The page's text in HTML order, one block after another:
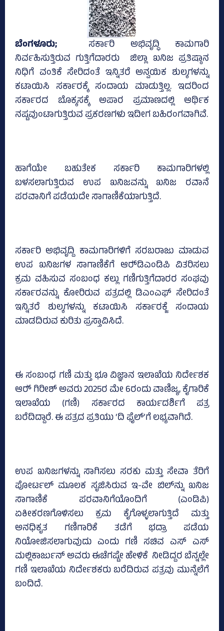
ಬೆಂಗಳೂರು; ಸರ್ಕಾರಿ ಅಭಿವೃದ್ಧಿ ಕಾಮಗಾರಿ
ನಿರ್ವಹಿಸುತ್ತಿರುವ ಗುತ್ತಿಗೆದಾರರು ಜಿಲ್ಲಾ ಖನಿಜ ಪ್ರತಿಷ್ಠಾನ
ನಿಧಿಗೆ ವಂತಿಕೆ ಸೇರಿದಂತೆ ಇನ್ನಿತರೆ ಅನ್ವಯಿಕ ಶುಲ್ಕಗಳನ್ನು
ಕಟಾಯಿಸಿ ಸರ್ಕಾರಕ್ಕೆ ಸಂದಾಯ ಮಾಡುತ್ತಿಲ್ಲ. ಇದರಿಂದ
ಸರ್ಕಾರದ ಬೊಕ್ಕಸಕ್ಕೆ ಅಪಾರ ಪ್ರಮಾಣದಲ್ಲಿ ಆರ್ಥಿಕ
ನಷ್ಟವುಂಟಾಗುತ್ತಿರುವ ಪ್ರಕರಣಗಳು ಇದೀಗ ಬಹಿರಂಗವಾಗಿವೆ.
ಹಾಗೆಯೇ ಬಹುತೇಕ ಸರ್ಕಾರಿ ಕಾಮಗಾರಿಗಳಲ್ಲಿ
ಬಳಸಲಾಗುತ್ತಿರುವ ಉಪ ಖನಿಜವನ್ನು ಖನಿಜ ರವಾನೆ
ಪರವಾನಿಗೆ ಪಡೆಯದೇ ಸಾಗಾಣಿಕೆಯಾಗುತ್ತಿದೆ.
ಸರ್ಕಾರಿ ಅಭಿವೃದ್ದಿ ಕಾಮಗಾರಿಗಳಿಗೆ ಸರಬರಾಜು ಮಾಡುವ
ಉಪ ಖನಿಜಗಳ ಸಾಗಾಣಿಕೆಗೆ ಆರ್‍‌ಡಿಎಂಡಿಪಿ ವಿತರಿಸಲು
ಕ್ರಮ ವಹಿಸುವ ಸಂಬಂಧ ಕಲ್ಲು ಗಣಿಗುತ್ತಿಗೆದಾರರ ಸಂಘವು
ಸರ್ಕಾರವನ್ನು ಕೋರಿರುವ ಪತ್ರದಲ್ಲಿ ಡಿಎಂಎಫ್‌ ಸೇರಿದಂತೆ
ಇನ್ನಿತರೆ ಶುಲ್ಕಗಳನ್ನು ಕಟಾಯಿಸಿ ಸರ್ಕಾರಕ್ಜೆ ಸಂದಾಯ
ಮಾಡದಿರುವ ಕುರಿತು ಪ್ರಸ್ತಾವಿಸಿದೆ.
ಈ ಸಂಬಂಧ ಗಣಿ ಮತ್ತು ಭೂ ವಿಜ್ಞಾನ ಇಲಾಖೆಯ ನಿರ್ದೇಶಕ
ಆರ್‍‌ ಗಿರೀಶ್‌ ಅವರು 2025ರ ಮೇ 6ರಂದು ವಾಣಿಜ್ಯ, ಕೈಗಾರಿಕೆ
ಇಲಾಖೆಯ (ಗಣಿ) ಸರ್ಕಾರದ ಕಾರ್ಯದರ್ಶಿಗೆ ಪತ್ರ
ಬರೆದಿದ್ದಾರೆ. ಈ ಪತ್ರದ ಪ್ರತಿಯು ‘ದಿ ಫೈಲ್‌’ಗೆ ಲಭ್ಯವಾಗಿದೆ.
ಉಪ ಖನಿಜಗಳನ್ನು ಸಾಗಿಸಲು ಸರಕು ಮತ್ತು ಸೇವಾ ತೆರಿಗೆ
ಪೋರ್ಟಲ್‌ ಮೂಲಕ ಸೃಜಿಸಿರುವ ಇ-ವೇ ಬಿಲ್‌ನ್ನು ಖನಿಜ
ಸಾಗಾಣಿಕೆ ಪರವಾನಿಗೆಯೊಂದಿಗೆ (ಎಂಡಿಪಿ)
ಏಕೀಕರಣಗೊಳಿಸಲು ಕ್ರಮ ಕೈಗೊಳ್ಳಲಾಗುತ್ತಿದೆ ಮತ್ತು
ಅನಧಿಕೃತ ಗಣಿಗಾರಿಕೆ ತಡೆಗೆ ಭದ್ರಾ ಪಡೆಯ
ನಿಯೋಜಿಸಲಾಗುವುದು ಎಂದು ಗಣಿ ಸಚಿವ ಎಸ್‌ ಎಸ್‌
ಮಲ್ಲಿಕಾರ್ಜುನ್‌ ಅವರು ಈಚೆಗಷ್ಟೇ ಹೇಳಿಕೆ ನೀಡಿದ್ದರ ಬೆನ್ನಲ್ಲೇ
ಗಣಿ ಇಲಾಖೆಯ ನಿರ್ದೇಶಕರು ಬರೆದಿರುವ ಪತ್ರವು ಮುನ್ನೆಲೆಗೆ
ಬಂದಿದೆ.